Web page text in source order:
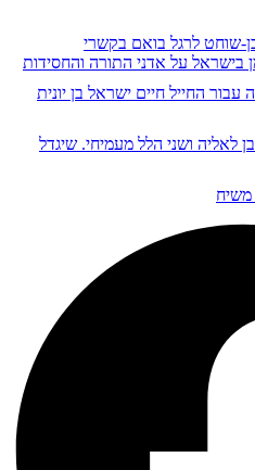
שוחט לרגל בואם בקשרי
החייל חיים ישראל בן יונית
לאליה ושני הלל מעמיחי. שיגדל